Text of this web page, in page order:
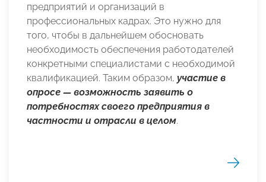
предприятий и организаций в
профессиональных кадрах. Это нужно для
того, чтобы в дальнейшем обосновать
необходимость обеспечения работодателей
конкретными специалистами с необходимой
квалификацией. Таким образом, участие в
опросе — возможность заявить о
потребностях своего предприятия в
частности и отрасли в целом.